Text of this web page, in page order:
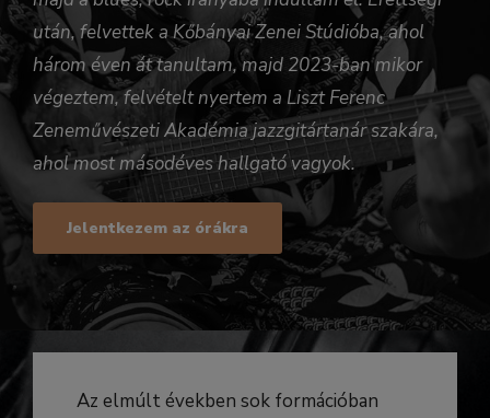
után, felvettek a Kőbányai Zenei Stúdióba, ahol
három éven át tanultam, majd 2023-ban mikor
végeztem, felvételt nyertem a Liszt Ferenc
Zeneművészeti Akadémia jazzgitártanár szakára,
ahol most másodéves hallgató vagyok.
Jelentkezem az órákra
Az elmúlt években sok formációban